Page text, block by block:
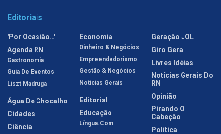
Editoriais
'Por Ocasião…'
Agenda RN
Gastronomia
Guia De Eventos
Liszt Madruga
Água De Chocalho
Cidades
Ciência
Economia
Dinheiro & Negócios
Empreendedorismo
Gestão & Negócios
Notícias Gerais
Editorial
Educação
Língua.com
Geração JOL
Giro Geral
Livres Idéias
Notícias Gerais Do
RN
Opinião
Pirando O
Cabeção
Política